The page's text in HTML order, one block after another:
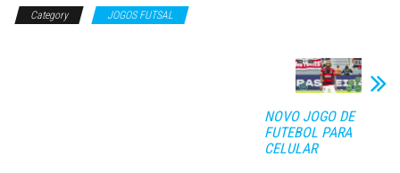
Category JOGOS FUTSAL
NOVO JOGO DE
FUTEBOL PARA
CELULAR